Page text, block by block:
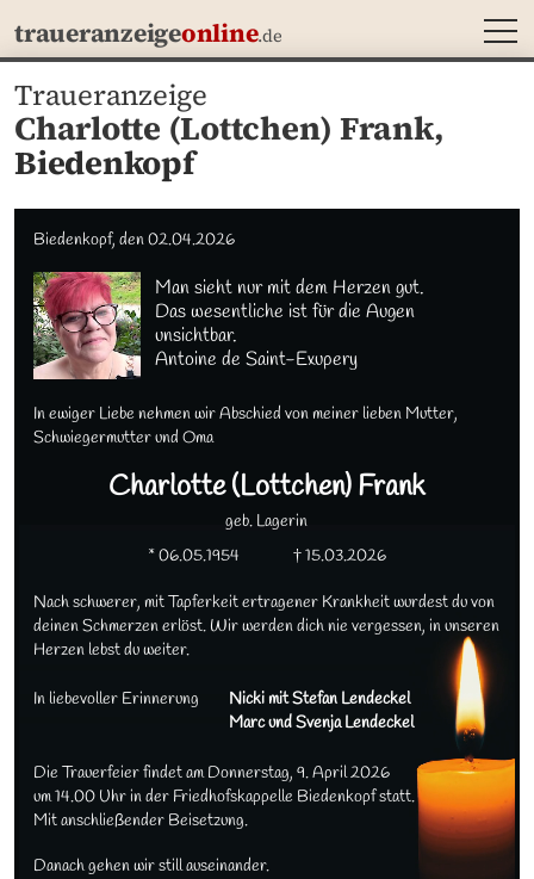
traueranzeigeonline.de
Traueranzeige
Charlotte (Lottchen) Frank,
Biedenkopf
Biedenkopf, den 02.04.2026
Man sieht nur mit dem Herzen gut.
Das wesentliche ist für die Augen
unsichtbar.
Antoine de Saint-Exupery
In ewiger Liebe nehmen wir Abschied von meiner lieben Mutter,
Schwiegermutter und Oma
Charlotte (Lottchen)Frank
geb. Lagerin
* 06.05.1954 † 15.03.2026
Nach schwerer, mit Tapferkeit ertragener Krankheit wurdest du von
deinen Schmerzen erlöst. Wir werden dich nie vergessen, in unseren
Herzen lebst du weiter.
In liebevoller Erinnerung
Nicki mit Stefan Lendeckel
Marc und Svenja Lendeckel
Die Trauerfeier findet am Donnerstag, 9. April 2026
um 14.00 Uhr in der Friedhofskappelle Biedenkopf statt.
Mit anschließender Beisetzung.
Danach gehen wir still auseinander.